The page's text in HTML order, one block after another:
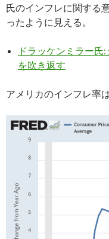
氏のインフレに関する
ったように見える。
ドラッケンミラー氏
を吹き返す
アメリカのインフレ率